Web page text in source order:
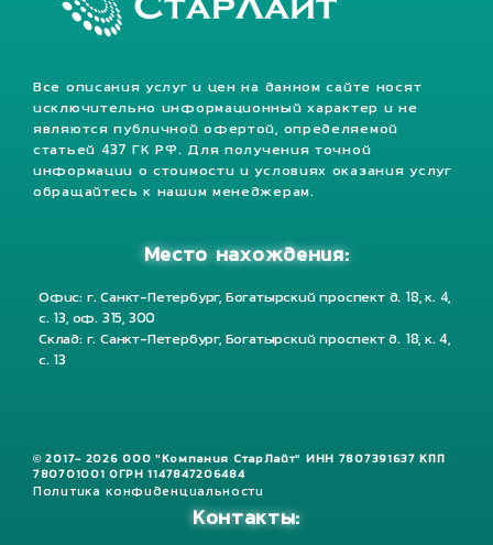
Все описания услуг и цен на данном сайте носят
исключительно информационный характер и не
являются публичной офертой, определяемой
статьей 437 ГК РФ. Для получения точной
информации о стоимости и условиях оказания услуг
обращайтесь к нашим менеджерам.
Место нахождения:
Офис: г. Санкт-Петербург, Богатырский проспект д. 18, к. 4,
с. 13, оф. 315, 300
Склад: г. Санкт-Петербург, Богатырский проспект д. 18, к. 4,
с. 13
© 2017- 2026 ООО "Компания СтарЛайт" ИНН 7807391637 КПП
780701001 ОГРН 1147847206484
Политика конфиденциальности
Контакты: